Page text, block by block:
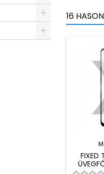
16
FIXED